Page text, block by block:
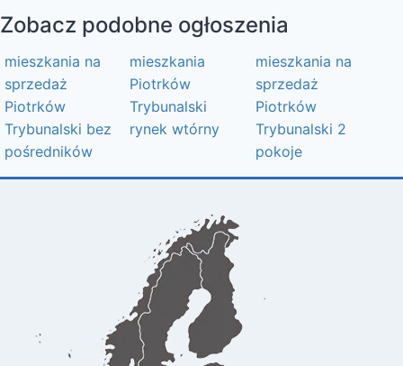
Zobacz podobne ogłoszenia
mieszkania na
sprzedaż
Piotrków
Trybunalski bez
pośredników
mieszkania
Piotrków
Trybunalski
rynek wtórny
mieszkania na
sprzedaż
Piotrków
Trybunalski 2
pokoje